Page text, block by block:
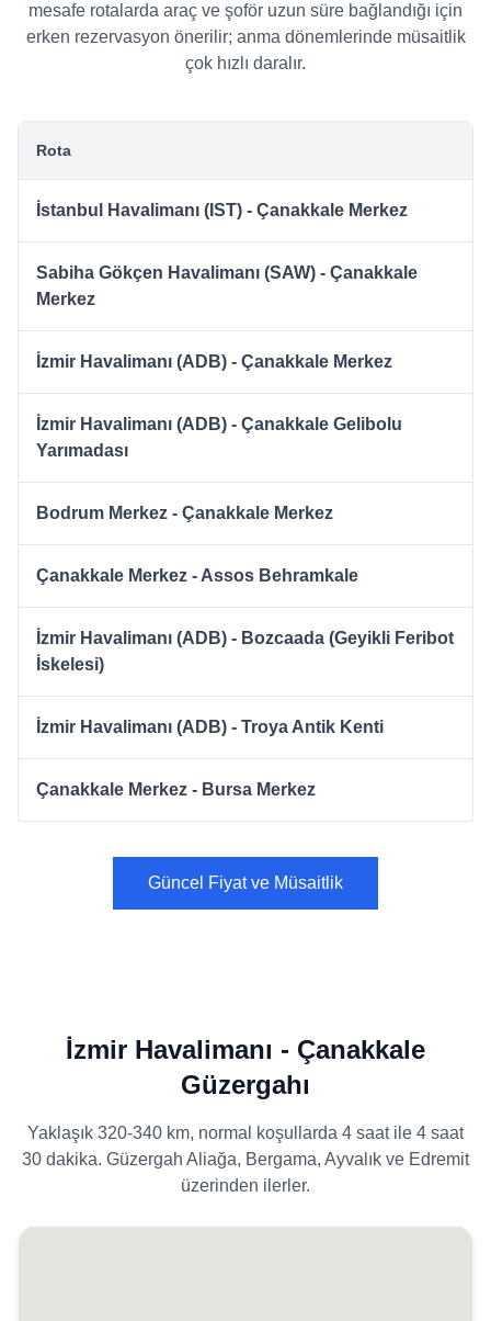
mesafe rotalarda araç ve şoför uzun süre bağlandığı için
erken rezervasyon önerilir; anma dönemlerinde müsaitlik
çok hızlı daralır.
Rota
İstanbul Havalimanı (IST) - Çanakkale Merkez
Sabiha Gökçen Havalimanı (SAW) - Çanakkale
Merkez
İzmir Havalimanı (ADB) - Çanakkale Merkez
İzmir Havalimanı (ADB) - Çanakkale Gelibolu
Yarımadası
Bodrum Merkez - Çanakkale Merkez
Çanakkale Merkez - Assos Behramkale
İzmir Havalimanı (ADB) - Bozcaada (Geyikli Feribot
İskelesi)
İzmir Havalimanı (ADB) - Troya Antik Kenti
Çanakkale Merkez - Bursa Merkez
Güncel Fiyat ve Müsaitlik
İzmir Havalimanı - Çanakkale
Güzergahı
Yaklaşık 320-340 km, normal koşullarda 4 saat ile 4 saat
30 dakika. Güzergah Aliağa, Bergama, Ayvalık ve Edremit
üzerinden ilerler.